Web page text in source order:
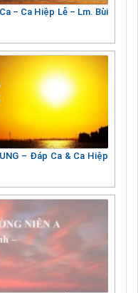
– Ca Hiệp Lễ – Lm. Bùi
– Đáp Ca & Ca Hiệp